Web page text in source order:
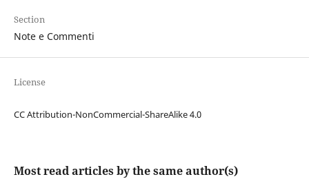
Section
Note e Commenti
License
CC Attribution-NonCommercial-ShareAlike 4.0
Most read articles by the same author(s)